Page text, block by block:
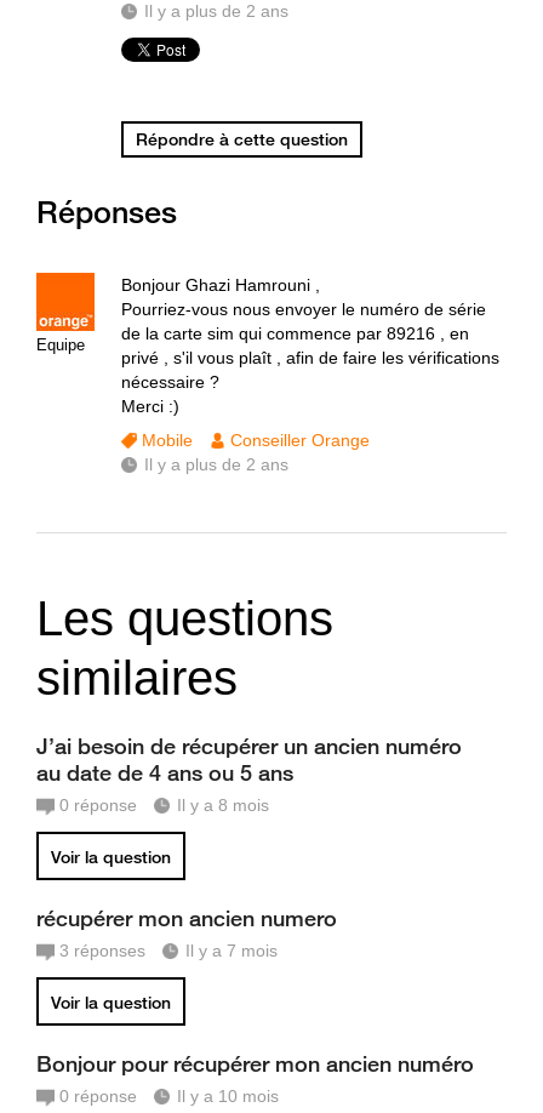
Il y a plus de 2 ans
Répondre à cette question
Réponses
Equipe
Bonjour Ghazi Hamrouni ,
Pourriez-vous nous envoyer le numéro de série
de la carte sim qui commence par 89216 , en
privé , s'il vous plaît , afin de faire les vérifications
nécessaire ?
Merci :)
Mobile
Conseiller Orange
Il y a plus de 2 ans
Les questions
similaires
J’ai besoin de récupérer un ancien numéro
au date de 4 ans ou 5 ans
0 réponse Il y a 8 mois
Voir la question
récupérer mon ancien numero
3 réponses Il y a 7 mois
Voir la question
Bonjour pour récupérer mon ancien numéro
0 réponse Il y a 10 mois